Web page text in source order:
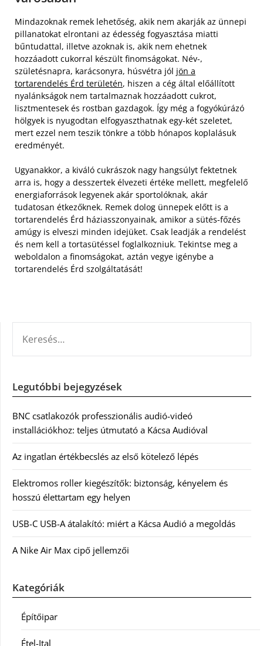
Mindazoknak remek lehetőség, akik nem akarják az ünnepi
pillanatokat elrontani az édesség fogyasztása miatti
bűntudattal, illetve azoknak is, akik nem ehetnek
hozzáadott cukorral készült finomságokat. Név-,
születésnapra, karácsonyra, húsvétra jól jön a
tortarendelés Érd területén, hiszen a cég által előállított
nyalánkságok nem tartalmaznak hozzáadott cukrot,
lisztmentesek és rostban gazdagok. Így még a fogyókúrázó
hölgyek is nyugodtan elfogyaszthatnak egy-két szeletet,
mert ezzel nem teszik tönkre a több hónapos koplalásuk
eredményét.
Ugyanakkor, a kiváló cukrászok nagy hangsúlyt fektetnek
arra is, hogy a desszertek élvezeti értéke mellett, megfelelő
energiaforrások legyenek akár sportolóknak, akár
tudatosan étkezőknek. Remek dolog ünnepek előtt is a
tortarendelés Érd háziasszonyainak, amikor a sütés-főzés
amúgy is elveszi minden idejüket. Csak leadják a rendelést
és nem kell a tortasütéssel foglalkozniuk. Tekintse meg a
weboldalon a finomságokat, aztán vegye igénybe a
tortarendelés Érd szolgáltatását!
Legutóbbi bejegyzések
BNC csatlakozók professzionális audió-videó
installációkhoz: teljes útmutató a Kácsa Audióval
Az ingatlan értékbecslés az első kötelező lépés
Elektromos roller kiegészítők: biztonság, kényelem és
hosszú élettartam egy helyen
USB-C USB-A átalakító: miért a Kácsa Audió a megoldás
A Nike Air Max cipő jellemzői
Kategóriák
Építőipar
Étel-Ital